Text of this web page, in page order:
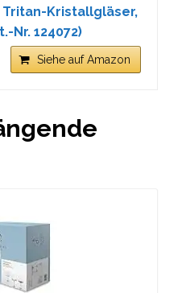
Kristallgläser,
Nr. 124072)
Siehe auf Amazon